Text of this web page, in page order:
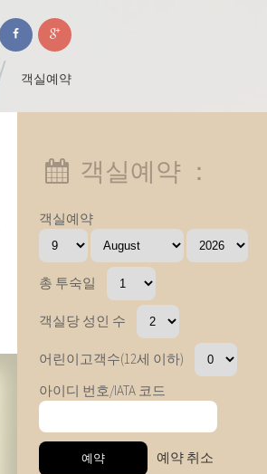
객실예약
객실예약 ：
객실예약
총 투숙일
객실당 성인 수
어린이고객수(12세 이하)
아이디 번호/IATA 코드
예약 취소